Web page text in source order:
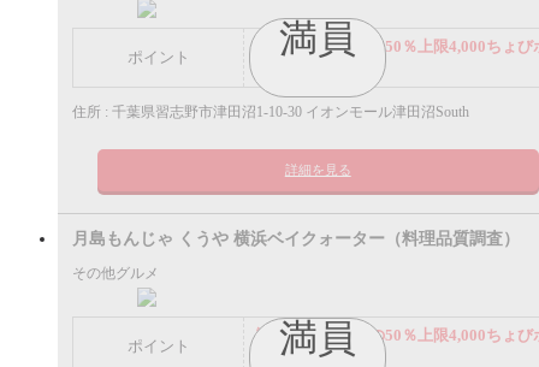
満員
ポイント
謝礼： 飲食代金の50％上限4,000ちょび
住所 : 千葉県習志野市津田沼1-10-30 イオンモール津田沼South
詳細を見る
満員
月島もんじゃ くうや 横浜ベイクォーター（料理品質調査）
その他グルメ
ポイント
謝礼： 飲食代金の50％上限4,000ちょび
イント